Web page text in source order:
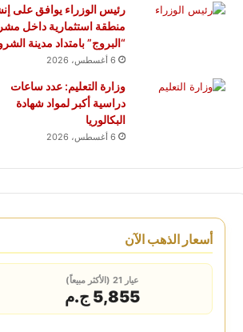
رئيس الوزراء يوافق على
منطقة استثمارية داخل
“البروج” بامتداد مدينة
6 أغسطس، 2026
وزارة التعليم: عدد ساعات
دراسية أكبر لمواد شهادة
البكالوريا
6 أغسطس، 2026
أسعار الذهب الآن
عيار 21 (الأكثر مبيعاً)
5,855 ج.م